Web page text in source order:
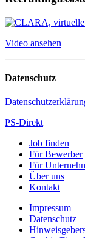
Video ansehen
Datenschutz
PS-Direkt
Job finden
Für Bewerber
Für
Über uns
Kontakt
Impressum
Datenschutz